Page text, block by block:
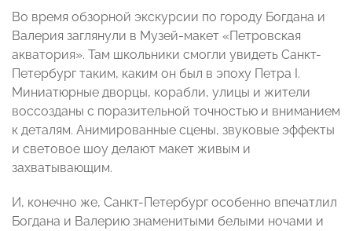
Во время обзорной экскурсии по городу Богдана и
Валерия заглянули в Музей-макет «Петровская
акватория». Там школьники смогли увидеть Санкт-
Петербург таким, каким он был в эпоху Петра I.
Миниатюрные дворцы, корабли, улицы и жители
воссозданы с поразительной точностью и вниманием
к деталям. Анимированные сцены, звуковые эффекты
и световое шоу делают макет живым и
захватывающим.
И, конечно же, Санкт-Петербург особенно впечатлил
Богдана и Валерию знаменитыми белыми ночами и